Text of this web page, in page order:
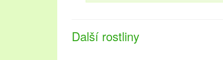
Další rostliny